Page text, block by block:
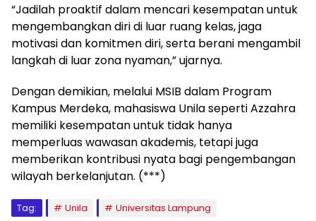
“Jadilah proaktif dalam mencari kesempatan untuk
mengembangkan diri di luar ruang kelas, jaga
motivasi dan komitmen diri, serta berani mengambil
langkah di luar zona nyaman,” ujarnya.
Dengan demikian, melalui MSIB dalam Program
Kampus Merdeka, mahasiswa Unila seperti Azzahra
memiliki kesempatan untuk tidak hanya
memperluas wawasan akademis, tetapi juga
memberikan kontribusi nyata bagi pengembangan
wilayah berkelanjutan. (***)
Tag: Unila Universitas Lampung